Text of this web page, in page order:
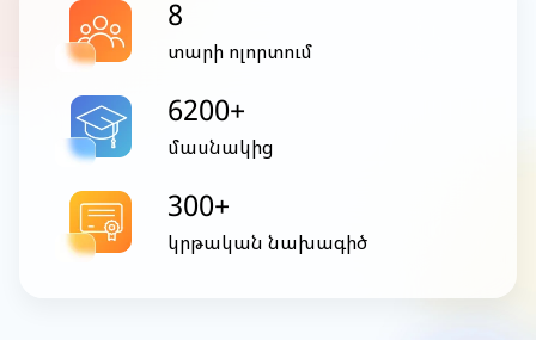
8
տարի ոլորտում
6200+
մասնակից
300+
կրթական նախագիծ